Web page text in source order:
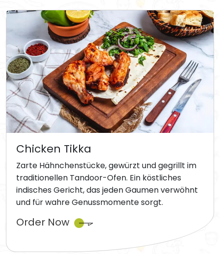
Chicken Tikka
Zarte Hähnchenstücke, gewürzt und gegrillt im
traditionellen Tandoor-Ofen. Ein köstliches
indisches Gericht, das jeden Gaumen verwöhnt
und für wahre Genussmomente sorgt.
Order Now